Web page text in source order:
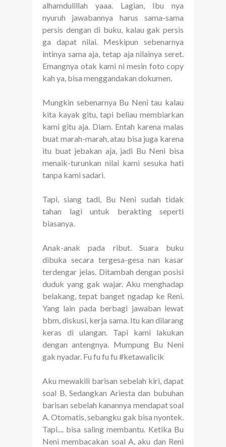
alhamdulillah yaaa. Lagian, Ibu nya
nyuruh jawabannya harus sama-sama
persis dengan di buku, kalau gak persis
ga dapat nilai. Meskipun sebenarnya
intinya sama aja, tetap aja nilainya seret.
Emangnya otak kami ni mesin foto copy
kah ya, bisa menggandakan dokumen.
Mungkin sebenarnya Bu Neni tau kalau
kita kayak gitu, tapi beliau membiarkan
kami gitu aja. Diam. Entah karena malas
buat marah-marah, atau bisa juga karena
itu buat jebakan aja, jadi Bu Neni bisa
menaik-turunkan nilai kami sesuka hati
tanpa kami sadari.
Tapi, siang tadi, Bu Neni sudah tidak
tahan lagi untuk berakting seperti
biasanya.
Anak-anak pada ribut. Suara buku
dibuka secara tergesa-gesa nan kasar
terdengar jelas. Ditambah dengan posisi
duduk yang gak wajar. Aku menghadap
belakang, tepat banget ngadap ke Reni.
Yang lain pada berbagi jawaban lewat
bbm, diskusi, kerja sama. Itu kan dilarang
keras di ulangan. Tapi kami lakukan
dengan antengnya. Mumpung Bu Neni
gak nyadar. Fu fu fu fu #ketawalicik
Aku mewakili barisan sebelah kiri, dapat
soal B. Sedangkan Ariesta dan bubuhan
barisan sebelah kanannya mendapat soal
A. Otomatis, sebangku gak bisa nyontek.
Tapi.... bisa saling membantu. Ketika Bu
Neni membacakan soal A, aku dan Reni